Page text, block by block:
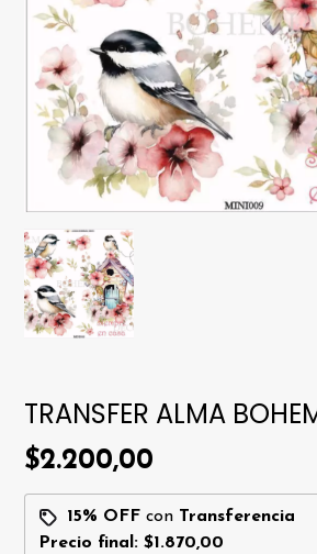
TRANSFER ALMA
$2.200,00
15% OFF con Transferencia
Precio final:$1.870,00